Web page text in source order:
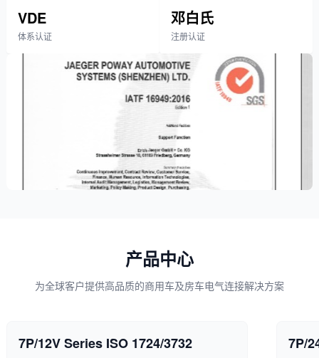
VDE
体系认证
邓白氏
注册认证
产品中心
为全球客户提供高品质的商用车及房车电气连接解决方案
7P/12V Series ISO 1724/3732 7P/